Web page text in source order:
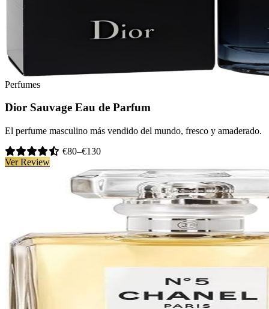
Perfumes
Dior Sauvage Eau de Parfum
El perfume masculino más vendido del mundo, fresco y amaderado.
€80–€130
Ver Review